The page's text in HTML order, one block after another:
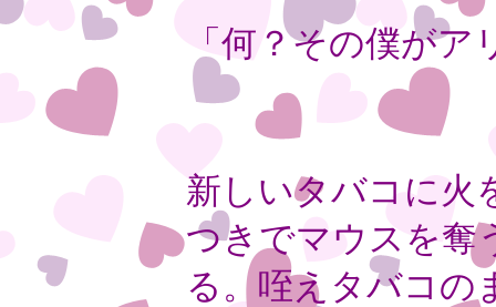
「何？その僕が
新しいタバコに火
つきでマウスを奪
る。咥えタバコの